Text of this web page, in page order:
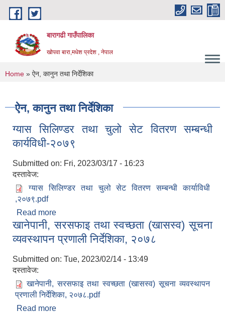
Skip to main content
बारागढी गाउँपालिका
खोपवा बारा,मधेश प्रदेश , नेपाल
You are here
Home » ऐन, कानुन तथा निर्देशिका
ऐन, कानुन तथा निर्देशिका
ग्यास सिलिण्डर तथा चुलो सेट वितरण सम्बन्धी
कार्यविधी-२०७९
Submitted on: Fri, 2023/03/17 - 16:23
दस्तावेज:
ग्यास सिलिण्डर तथा चुलो सेट वितरण सम्बन्धी कार्याविधी
,२०७९.pdf
Read more
कार्यविधी-२०७९
खानेपानी, सरसफाइ तथा स्वच्छता (खासस्व) सूचना
व्यवस्थापन प्रणाली निर्देशिका, २०७८
Submitted on: Tue, 2023/02/14 - 13:49
दस्तावेज:
खानेपानी, सरसफाइ तथा स्वच्छता (खासस्व) सूचना व्यवस्थापन
प्रणाली निर्देशिका, २०७८.pdf
Read more